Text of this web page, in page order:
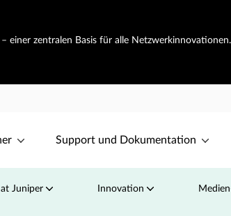
einer zentralen Basis für alle Netzwerkinnovationen.
Support und Dokumentation
at Juniper Innovation